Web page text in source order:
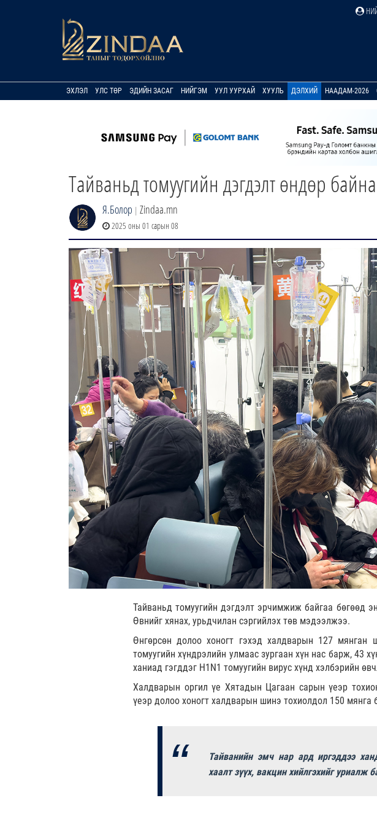
ЭХЛЭЛ УЛС ТӨР ЭДИЙН ЗАСАГ НИЙГЭМ УУЛ УУРХАЙ ХУУЛЬ ДЭЛХИЙ НААДАМ-2026
Тайваньд томуугийн дэгдэлт өндөр байна
Я.Болор | Zindaa.mn
2025 оны 01 сарын 08
Тайваньд томуугийн дэгдэлт эрчимжиж байгаа бөгөөд
Өвнийг хянах, урьдчилан сэргийлэх төв мэдээлжээ.
Өнгөрсөн долоо хоногт гэхэд халдварын 127 мянган
томуугийн хүндрэлийн улмаас зургаан хүн нас барж, 43
ханиад гэгддэг H1N1 томуугийн вирус хүнд хэлбэрийн
Халдварын оргил үе Хятадын Цагаан сарын үеэр
үеэр долоо хоногт халдварын шинэ тохиолдол 150
Тайванийн эмч нар ард иргэддээ
хаалт зүүх, вакцин хийлгэхийг уриалж